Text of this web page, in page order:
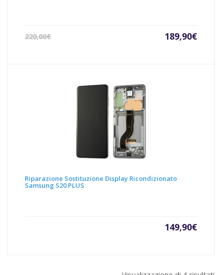
220,00€
Il
189,90€
Il
Riparazione Sostituzione Display Ricondizionato
Samsung S20 PLUS
149,90€